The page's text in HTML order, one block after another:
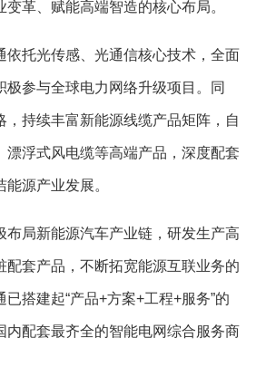
革、赋能高端智造的核心布局。
依托光传感、光通信核心技术，全面
极参与全球电力网络升级项目。同
，持续丰富新能源线缆产品矩阵，自
漂浮式风电缆等高端产品，深度配套
源产业发展。
布局新能源汽车产业链，研发生产高
配套产品，不断拓宽能源互联业务的
已搭建起“产品+方案+工程+服务”的
内配套最齐全的智能电网综合服务商